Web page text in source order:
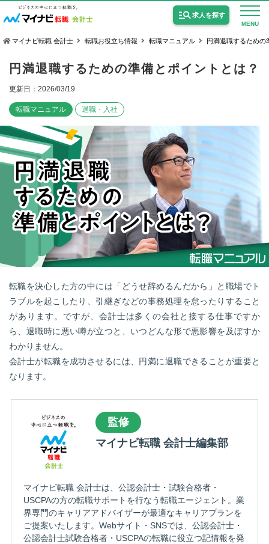
MENU
求人を探す
公認会計士の求人
監査法人の求人
公認会計士試験合格向けの求人
USCPA（米国公認会計士）の求人
女性会計士の転職
個別転職相談会・セミナー
ご利用ガイド
業界情報
マイナビ転職 会計士 転職お役立ち情報 転職マニュアル 円満退職するための
円満退職するための準備とポイントとは？
更新日：2026/03/19
転職マニュアル 退職・入社
転職を決心した方の中には「どうせ辞めるんだから」と職場でト
ラブルを起こしたり、引継ぎなどの事務処理を怠ったりすること
があります。ですが、会計士は多くの会社と接する仕事ですか
ら、退職時に悪い噂が立つと、いつどんな形で悪影響を及ぼすか
わかりません。
会計士が転職を成功させるには、円満に退職できることが重要と
なります。
監修
マイナビ転職 会計士編集部
マイナビ転職 会計士は、公認会計士・試験合格者・
USCPAの方の転職サポートを行なう転職エージェント。業
界専門のキャリアアドバイザーが最適なキャリアプランを
ご提案いたします。Webサイト・SNSでは、公認会計士・
公認会計士試験合格者・USCPAの転職に役立つ記情報を発